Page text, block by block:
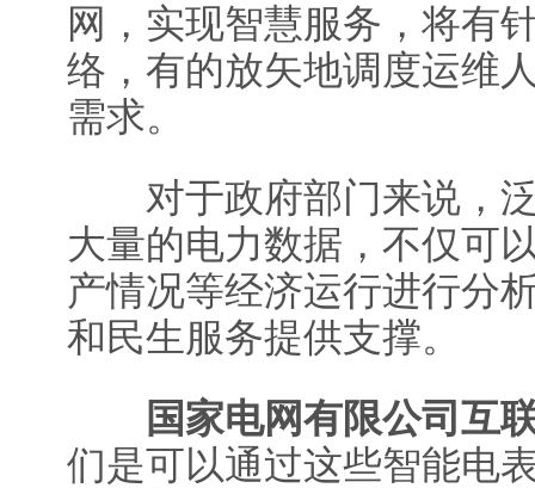
网，实现智慧服务，将有
络，有的放矢地调度运维
需求。
对于政府部门来说，泛
大量的电力数据，不仅可
产情况等经济运行进行分
和民生服务提供支撑。
国家电网有限公司互
们是可以通过这些智能电